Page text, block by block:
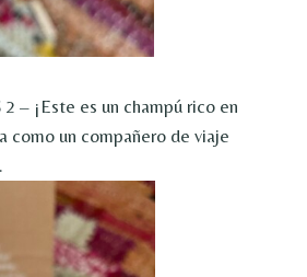
2 – ¡Este es un champú rico en
como un compañero de viaje